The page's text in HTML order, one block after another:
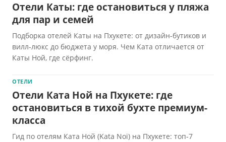
Отели Каты: где остановиться у пляжа
для пар и семей
Подборка отелей Каты на Пхукете: от дизайн-бутиков и
вилл-люкс до бюджета у моря. Чем Ката отличается от
Каты Ной, где сёрфинг.
ОТЕЛИ
Отели Ката Ной на Пхукете: где
остановиться в тихой бухте премиум-
класса
Гид по отелям Ката Ной (Kata Noi) на Пхукете: топ-7